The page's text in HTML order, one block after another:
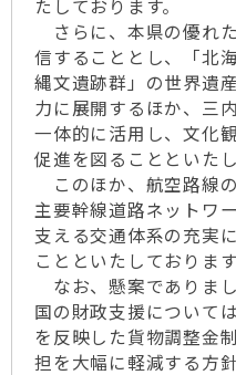
たしております。
さらに、本県の優れ
信することとし、「北
縄文遺跡群」の世界遺
力に展開するほか、三
一体的に活用し、文化
促進を図ることといた
このほか、航空路線
主要幹線道路ネットワ
支える交通体系の充実
ことといたしております
なお、懸案でありま
国の財政支援について
を反映した貨物調整金
担を大幅に軽減する方